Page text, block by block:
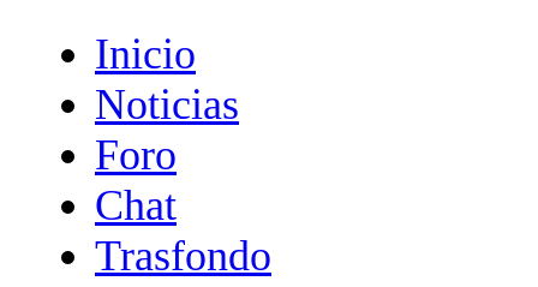
Inicio
Noticias
Foro
Chat
Trasfondo